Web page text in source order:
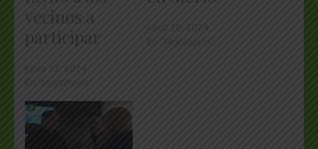
vecinos a
participar